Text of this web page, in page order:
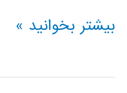
آموزش
پایگاه
بیشتر بخوانید »